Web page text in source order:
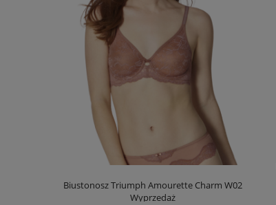
Biustonosz Triumph Amourette Charm W02
Wyprzedaż